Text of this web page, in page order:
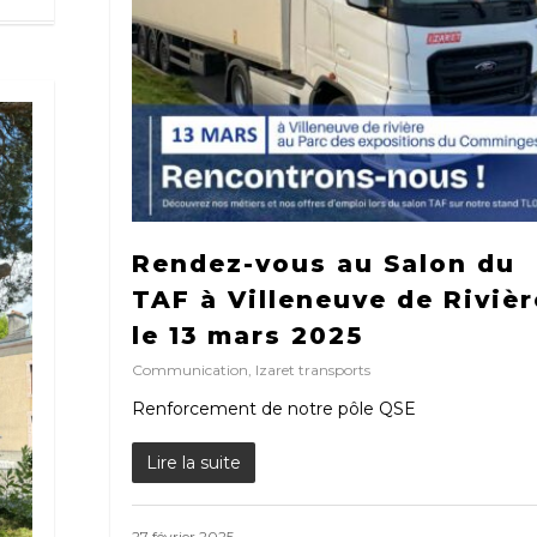
Rendez-vous au Salon du
TAF à Villeneuve de
le 13 mars 2025
Communication Izaret transports
Renforcement de notre pôle QSE
Lire la suite